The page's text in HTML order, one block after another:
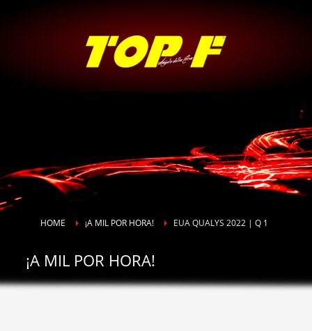
HOME ¡A MIL POR HORA! EUA QUALYS 2022 | Q 1
¡A MIL POR HORA!